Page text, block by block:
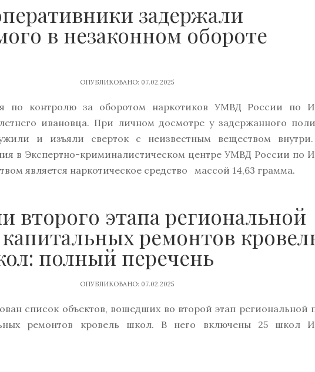
задержали
в незаконном обороте
ОПУБЛИКОВАНО: 07.02.2025
по контролю за оборотом наркотиков УМВД России по
ивановца. При личном досмотре у задержанного
и изъяли сверток с неизвестным веществом
в Экспертно-криминалистическом центре УМВД России по
является наркотическое средство массой 14,63 грамма.
второго этапа региональной
ремонтов
полный перечень
ОПУБЛИКОВАНО: 07.02.2025
список объектов, вошедших во второй этап региональной
ремонтов кровель школ. В него включены 25 школ